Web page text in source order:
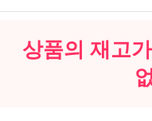
상품의 재고